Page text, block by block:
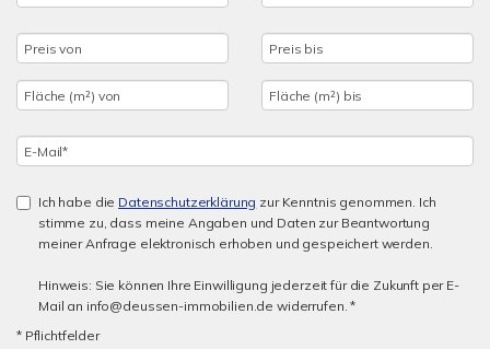
Ich habe die Datenschutzerklärung zur Kenntnis genommen. Ich
stimme zu, dass meine Angaben und Daten zur Beantwortung
meiner Anfrage elektronisch erhoben und gespeichert werden.
Hinweis: Sie können Ihre Einwilligung jederzeit für die Zukunft per E-
Mail an info@deussen-immobilien.de widerrufen. *
* Pflichtfelder